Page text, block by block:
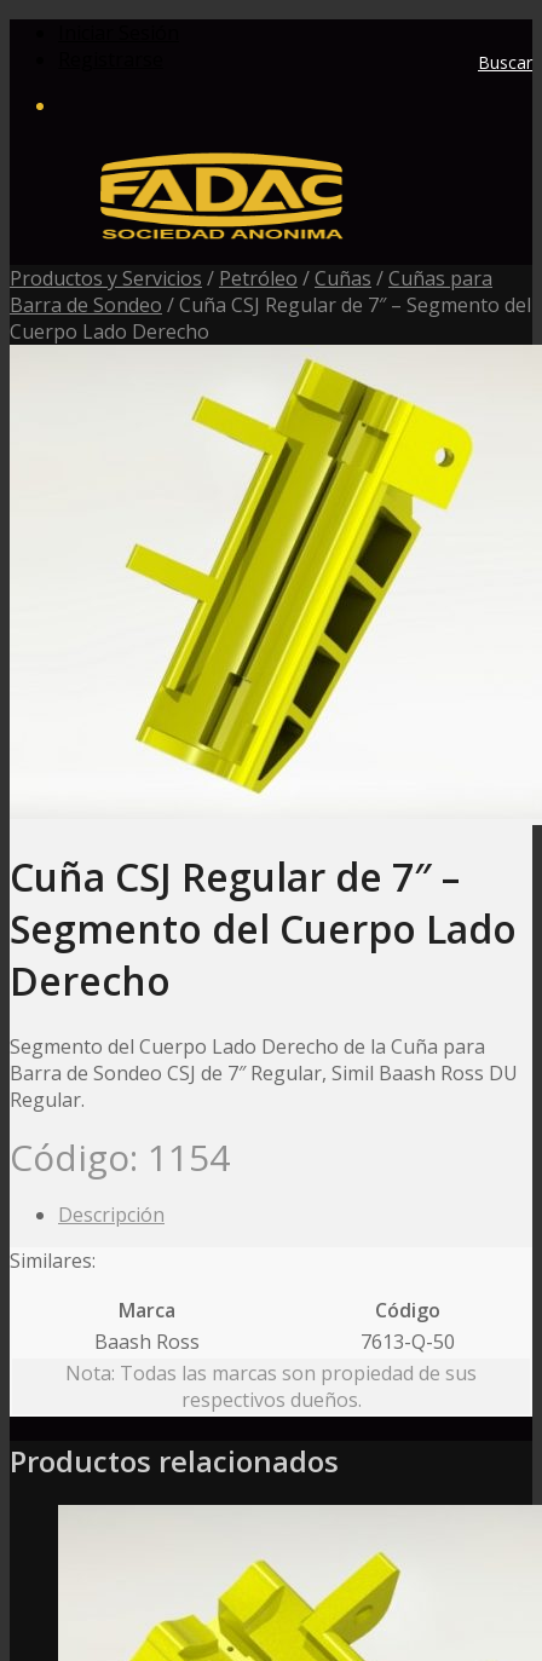
Buscar
Productos y Servicios / Petróleo /Cuñas /Cuñas para
Barra de Sondeo /Cuña CSJ Regular de 7″ – Segmento del
Cuerpo Lado Derecho
Cuña CSJ Regular de 7″ –
Segmento del Cuerpo Lado
Derecho
Segmento del Cuerpo Lado Derecho de la Cuña para
Barra de Sondeo CSJ de 7″ Regular, Simil Baash Ross DU
Regular.
Código: 1154
Descripción
Similares:
Marca
Código
Baash Ross
7613-Q-50
Nota: Todas las marcas son propiedad de sus
respectivos dueños.
Productos relacionados